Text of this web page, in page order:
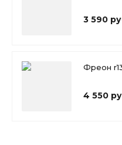
3 590
Фреон
4 550